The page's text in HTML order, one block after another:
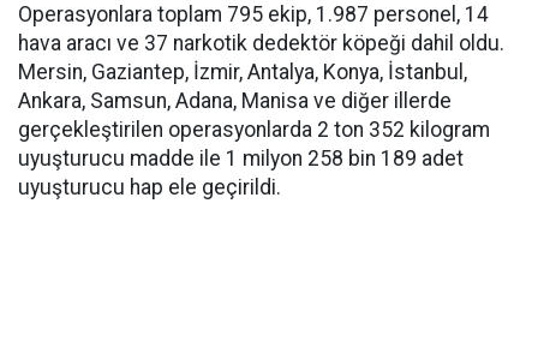
Operasyonlara toplam 795 ekip, 1.987 personel, 14
hava aracı ve 37 narkotik dedektör köpeği dahil oldu.
Mersin, Gaziantep, İzmir, Antalya, Konya, İstanbul,
Ankara, Samsun, Adana, Manisa ve diğer illerde
gerçekleştirilen operasyonlarda 2 ton 352 kilogram
uyuşturucu madde ile 1 milyon 258 bin 189 adet
uyuşturucu hap ele geçirildi.